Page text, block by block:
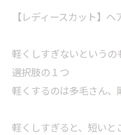
【レディースカット】
軽くしすぎないというの
選択肢の１つ
軽くするのは多毛さん
軽くしすぎると、短いと